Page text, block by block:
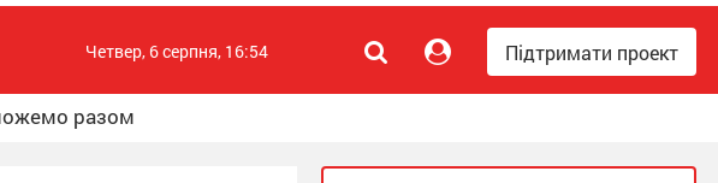
Підтримати проект
Четвер, 6 серпня, 16:54
разом